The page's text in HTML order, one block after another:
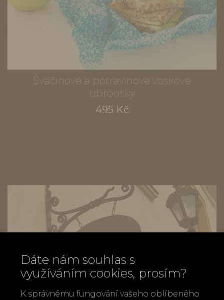
Svačinové a potravinové voskové
ubrousky
495 Kč
Dáte nám souhlas s
využíváním cookies, prosím?
K správnému fungování vašeho oblíbeného